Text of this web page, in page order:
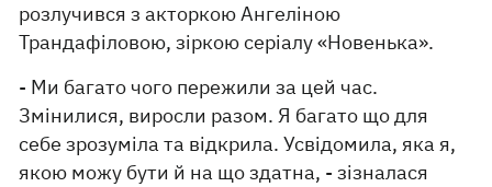
розлучився з акторкою Ангеліною
Трандафіловою, зіркою серіалу «Новенька».
- Ми багато чого пережили за цей час.
Змінилися, виросли разом. Я багато що для
себе зрозуміла та відкрила. Усвідомила, яка я,
якою можу бути й на що здатна, - зізналася